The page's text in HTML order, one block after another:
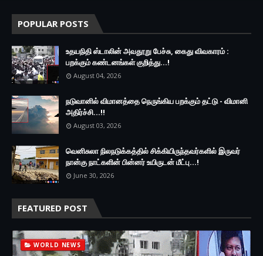
POPULAR POSTS
உதயநிதி ஸ்டாலின் அவதூறு பேச்சு, கைது விவகாரம் :
பறக்கும் கண்டனங்கள் குறித்து...!
August 04, 2026
நடுவானில் விமானத்தை நெருங்கிய பறக்கும் தட்டு - விமானி
அதிர்ச்சி...!!
August 03, 2026
வெனிசுலா நிலநடுக்கத்தில் சிக்கியிருந்தவர்களில் இருவர்
நான்கு நாட்களின் பின்னர் உயிருடன் மீட்பு...!
June 30, 2026
FEATURED POST
WORLD NEWS